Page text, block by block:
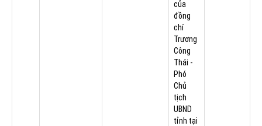
của
đồng
chí
Trương
Công
Thái -
Phó
Chủ
tịch
UBND
tỉnh tại